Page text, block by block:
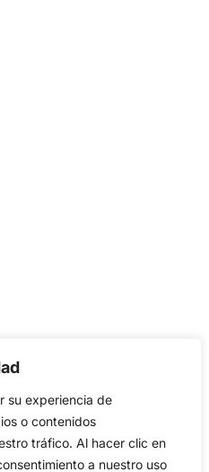
su experiencia de
o contenidos
tráfico. Al hacer clic en
a nuestro uso